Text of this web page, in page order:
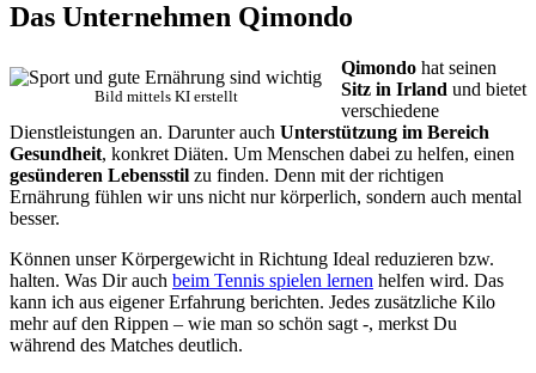
Das Unternehmen Qimondo
Bild mittels KI erstellt
Qimondo hat seinen
Sitz in Irland und bietet
verschiedene
Dienstleistungen an. Darunter auch Unterstützung im Bereich
Gesundheit, konkret Diäten. Um Menschen dabei zu helfen, einen
gesünderen Lebensstil zu finden. Denn mit der richtigen
Ernährung fühlen wir uns nicht nur körperlich, sondern auch mental
besser.
Können unser Körpergewicht in Richtung Ideal reduzieren bzw.
halten. Was Dir auch beim Tennis spielen lernen helfen wird. Das
kann ich aus eigener Erfahrung berichten. Jedes zusätzliche Kilo
mehr auf den Rippen – wie man so schön sagt -, merkst Du
während des Matches deutlich.